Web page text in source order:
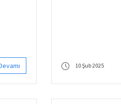
10 Şub 2025